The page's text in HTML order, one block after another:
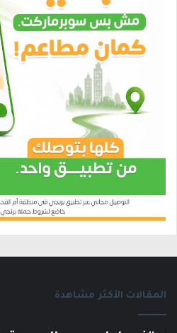
المقالات الأكثر مشاهدة